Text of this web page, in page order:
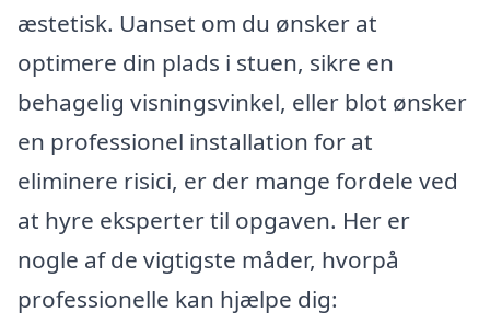
æstetisk. Uanset om du ønsker at
optimere din plads i stuen, sikre en
behagelig visningsvinkel, eller blot ønsker
en professionel installation for at
eliminere risici, er der mange fordele ved
at hyre eksperter til opgaven. Her er
nogle af de vigtigste måder, hvorpå
professionelle kan hjælpe dig: